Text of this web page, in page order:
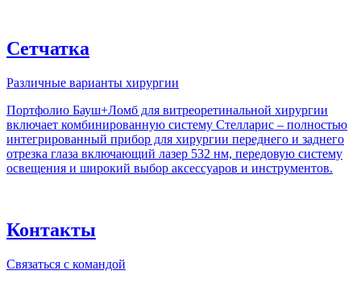
Сетчатка
Различные варианты хирургии
Портфолио Бауш+Ломб для витреоретинальной хирургии
включает комбинированную систему Стелларис – полностью
интегрированный прибор для хирургии переднего и заднего
отрезка глаза включающий лазер 532 нм, передовую систему
освещения и широкий выбор аксессуаров и инструментов.
Контакты
Связаться с командой